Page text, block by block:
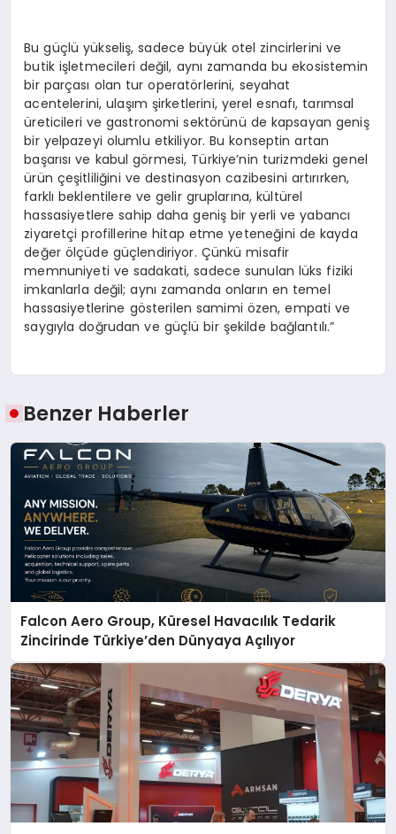
Bu güçlü yükseliş, sadece büyük otel zincirlerini ve
butik işletmecileri değil, aynı zamanda bu ekosistemin
bir parçası olan tur operatörlerini, seyahat
acentelerini, ulaşım şirketlerini, yerel esnafı, tarımsal
üreticileri ve gastronomi sektörünü de kapsayan geniş
bir yelpazeyi olumlu etkiliyor. Bu konseptin artan
başarısı ve kabul görmesi, Türkiye’nin turizmdeki genel
ürün çeşitliliğini ve destinasyon cazibesini artırırken,
farklı beklentilere ve gelir gruplarına, kültürel
hassasiyetlere sahip daha geniş bir yerli ve yabancı
ziyaretçi profillerine hitap etme yeteneğini de kayda
değer ölçüde güçlendiriyor. Çünkü misafir
memnuniyeti ve sadakati, sadece sunulan lüks fiziki
imkanlarla değil; aynı zamanda onların en temel
hassasiyetlerine gösterilen samimi özen, empati ve
saygıyla doğrudan ve güçlü bir şekilde bağlantılı.”
Benzer Haberler
Falcon Aero Group, Küresel Havacılık Tedarik
Zincirinde Türkiye’den Dünyaya Açılıyor